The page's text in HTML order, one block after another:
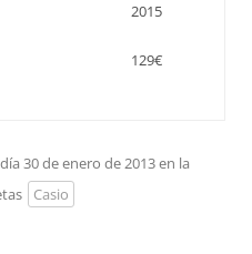
2015
129€
30 de enero de 2013 en la
Casio